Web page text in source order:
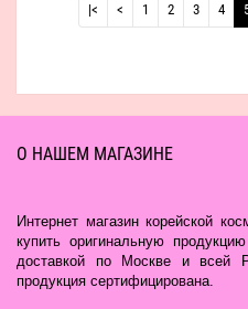
|< < 1 2 3 4
О НАШЕМ МАГАЗИНЕ
Интернет магазин корейской
купить оригинальную
доставкой по Москве и всей
продукция сертифицирована.